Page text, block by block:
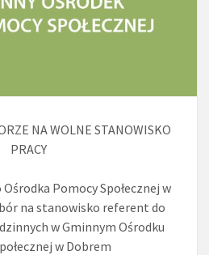
NA WOLNE STANOWISKO
PRACY
Pomocy Społecznej w
na stanowisko referent do
w Gminnym Ośrodku
w Dobrem